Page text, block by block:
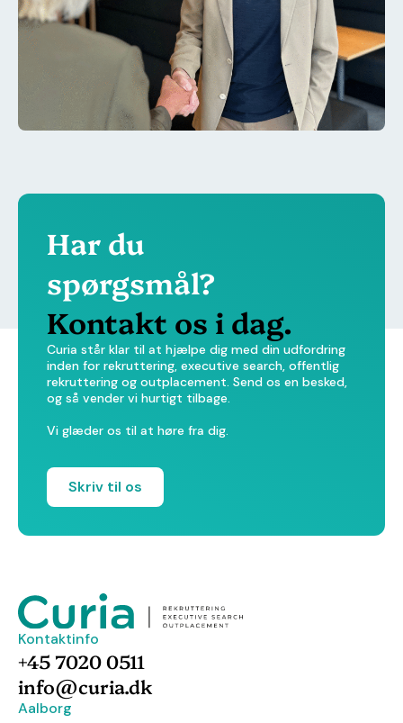
Har du
spørgsmål?
Kontakt os i dag.
Curia står klar til at hjælpe dig med din udfordring
inden for rekruttering, executive search, offentlig
rekruttering og outplacement. Send os en besked,
og så vender vi hurtigt tilbage.
Vi glæder os til at høre fra dig.
Skriv til os
Kontaktinfo
+45 7020 0511
info@curia.dk
Aalborg